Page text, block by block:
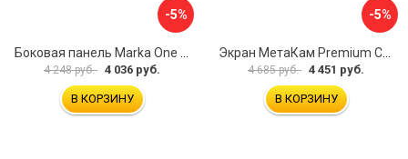
-5%
Боковая панель Marka One Flat 80 MG L 02бфл80мгл
4 248 руб. 4 036 руб.
В КОРЗИНУ
-5%
Экран МетаКам Premium Collection 4650208860133
4 685 руб. 4 451 руб.
В КОРЗИНУ